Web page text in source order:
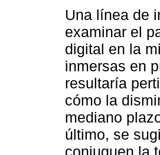
Una línea de
examinar el
digital en la
inmersas en
resultaría
cómo la
mediano
último, se